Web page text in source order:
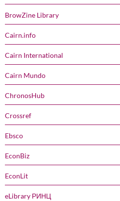
BrowZine Library
Cairn.info
Cairn International
Cairn Mundo
ChronosHub
Crossref
Ebsco
EconBiz
EconLit
eLibrary РИНЦ